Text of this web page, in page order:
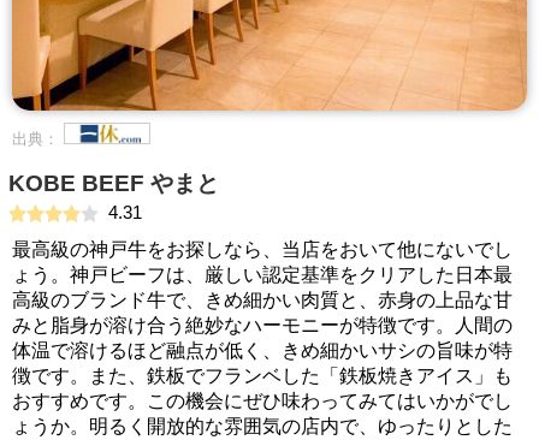
出典：
KOBE BEEF やまと
4.31
最高級の神戸牛をお探しなら、当店をおいて他にないでし
ょう。神戸ビーフは、厳しい認定基準をクリアした日本最
高級のブランド牛で、きめ細かい肉質と、赤身の上品な甘
みと脂身が溶け合う絶妙なハーモニーが特徴です。人間の
体温で溶けるほど融点が低く、きめ細かいサシの旨味が特
徴です。また、鉄板でフランベした「鉄板焼きアイス」も
おすすめです。この機会にぜひ味わってみてはいかがでし
ょうか。明るく開放的な雰囲気の店内で、ゆったりとした